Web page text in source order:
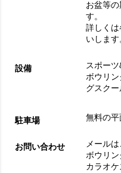
お盆等
す。
詳しく
いします
設備
スポー
ボウリン
グスクー
駐車場 無料の平
お問い合わせ
メール
ボウリ
カラオ